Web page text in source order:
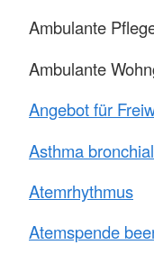
Ambulante
Ambulante
Angebot für
Asthma
Atemrhythmus
Atemspende